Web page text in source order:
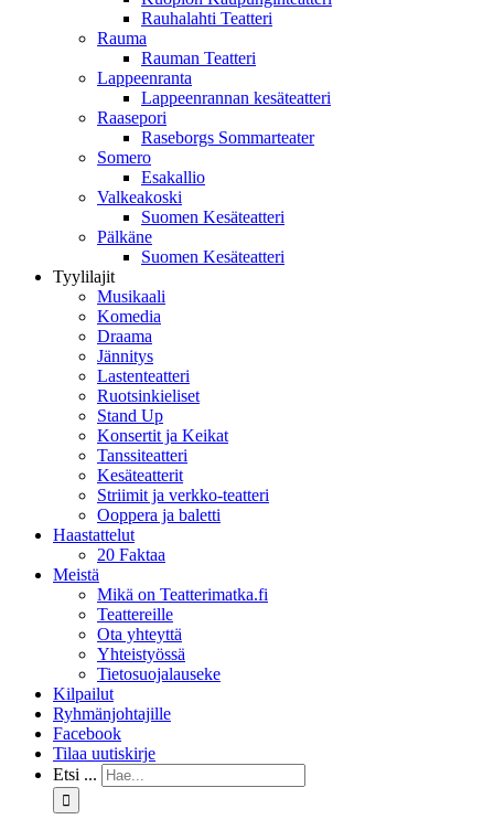
Rauhalahti Teatteri
Rauma
Rauman Teatteri
Lappeenranta
Lappeenrannan kesäteatteri
Raasepori
Raseborgs Sommarteater
Somero
Esakallio
Valkeakoski
Suomen Kesäteatteri
Pälkäne
Suomen Kesäteatteri
Tyylilajit
Musikaali
Komedia
Draama
Jännitys
Lastenteatteri
Ruotsinkieliset
Stand Up
Konsertit ja Keikat
Tanssiteatteri
Kesäteatterit
Striimit ja verkko-teatteri
Ooppera ja baletti
Haastattelut
20 Faktaa
Meistä
Mikä on Teatterimatka.fi
Teattereille
Ota yhteyttä
Yhteistyössä
Tietosuojalauseke
Kilpailut
Ryhmänjohtajille
Facebook
Tilaa uutiskirje
Etsi ...